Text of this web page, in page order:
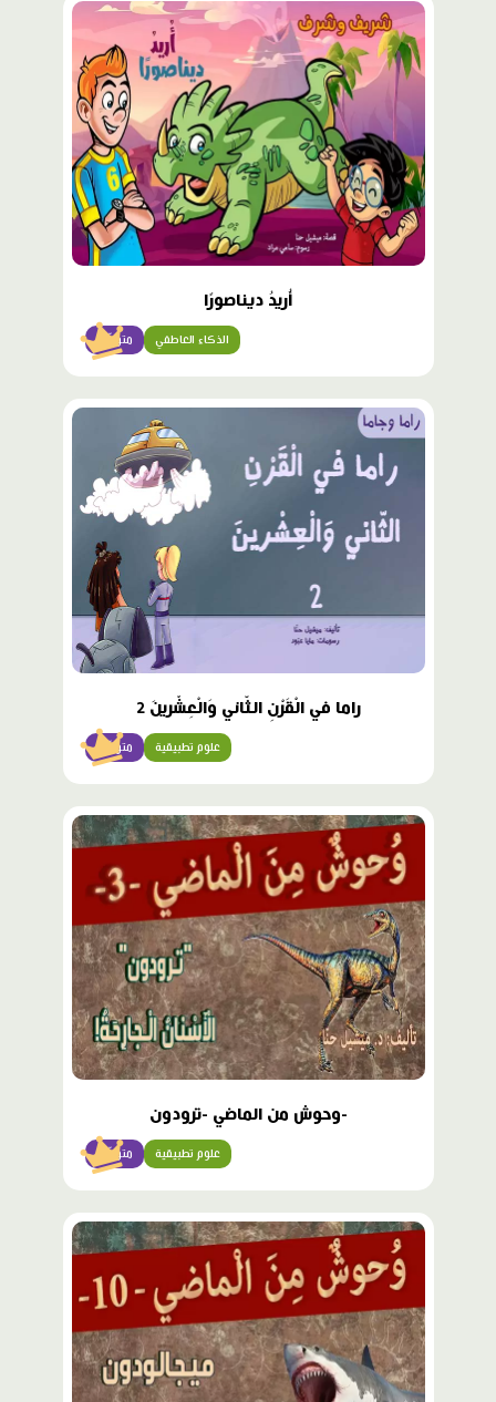
محتوى
مميّز
أُريدُ ديناصورًا
متوسّط الذكاء العاطفي
محتوى
مميّز
راما في الْقَرْنِ الثّاني وَالْعِشْرينَ 2
متوسّط علوم تطبيقية
محتوى
مميّز
-وحوش من الماضي -ترودون
متوسّط علوم تطبيقية
محتوى
مميّز